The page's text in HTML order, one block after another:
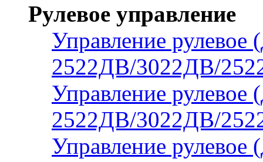
Рулевое управление
Управление рулевое
2522ДВ/3022ДВ/
Управление рулевое
2522ДВ/3022ДВ/
Управление рулевое